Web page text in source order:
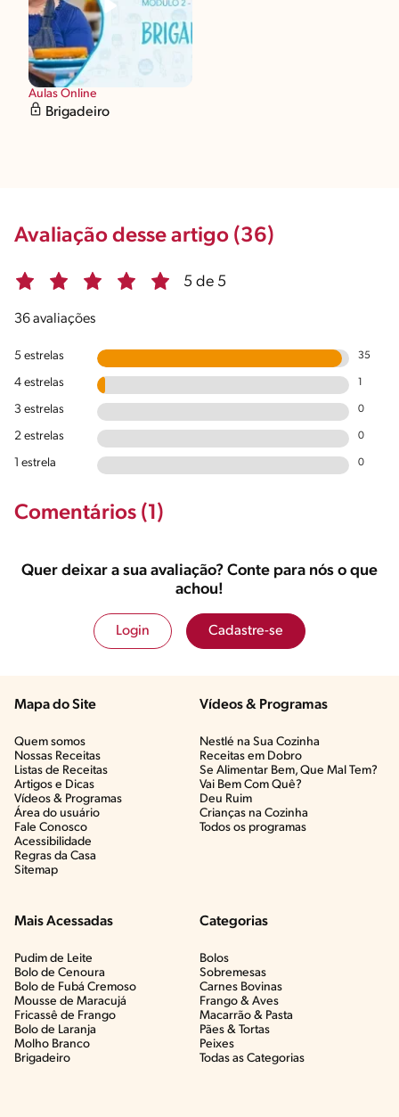
Aulas Online
Brigadeiro
Avaliação desse artigo (36)
5 de 5
36 avaliações
5 estrelas 35
4 estrelas
3 estrelas 0
2 estrelas 0
1 estrela 0
Comentários (1)
Quer deixar a sua avaliação? Conte para nós o que
achou!
Login Cadastre-se
Mapa do Site
Quem somos
Nossas Receitas
Listas de Receitas​
Artigos e Dicas​
Vídeos & Programas​
Área do usuário
Fale Conosco
Acessibilidade
Regras da Casa
Sitemap
Vídeos & Programas​
Nestlé na Sua Cozinha
Receitas em Dobro
Se Alimentar Bem, Que Mal Tem?​
Vai Bem Com Quê?​
Deu Ruim​
Crianças na Cozinha​
Todos os programas
Mais Acessadas
Pudim de Leite
Bolo de Cenoura
Bolo de Fubá Cremoso
Mousse de Maracujá
Fricassê de Frango
Bolo de Laranja
Molho Branco
Brigadeiro
Categorias
Bolos
Sobremesas
Carnes Bovinas​
Frango & Aves​
Macarrão & Pasta​
Pães & Tortas​
Peixes
Todas as Categorias